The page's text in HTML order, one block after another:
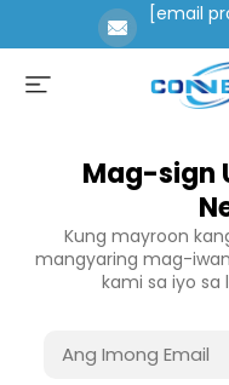
[email
Mag-sign
Kung mayroon
mangyaring mag-
kami sa iyo